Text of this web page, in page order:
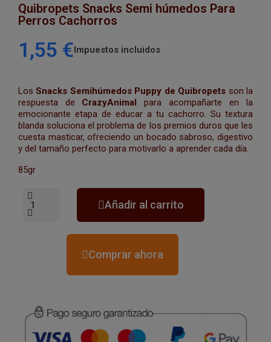
Quibropets Snacks Semi húmedos Para
Perros Cachorros
1,55 € Impuestos incluidos
Los Snacks Semihúmedos Puppy de Quibropets son la
respuesta de CrazyAnimal para acompañarte en la
emocionante etapa de educar a tu cachorro. Su textura
blanda soluciona el problema de los premios duros que les
cuesta masticar, ofreciendo un bocado sabroso, digestivo
y del tamaño perfecto para motivarlo a aprender cada día.
85gr
Añadir al carrito
Comprar ahora